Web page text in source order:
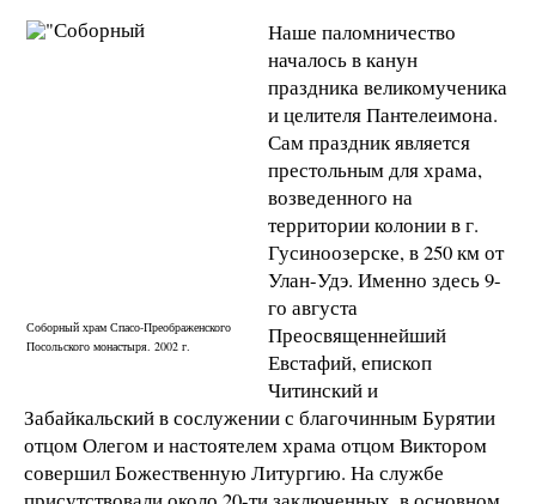
Соборный храм Спасо-Преображенского
Посольского монастыря. 2002 г.
Наше паломничество
началось в канун
праздника великомученика
и целителя Пантелеимона.
Сам праздник является
престольным для храма,
возведенного на
территории колонии в г.
Гусиноозерске, в250 кмот
Улан-Удэ. Именно здесь 9-
го августа
Преосвященнейший
Евстафий, епископ
Читинский и
Забайкальский в сослужении с благочинным Бурятии
отцом Олегом и настоятелем храма отцом Виктором
совершил Божественную Литургию. На службе